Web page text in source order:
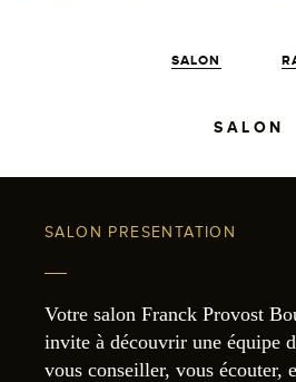
SALON
SALON
SALON PRESENTATION
Votre salon Franck Provost
invite à découvrir une équipe
vous conseiller, vous écouter,